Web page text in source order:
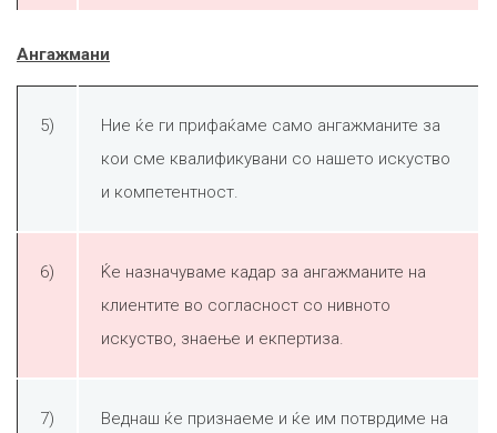
Ангажмани
5)
Ние ќе ги прифаќаме само ангажманите за
кои сме квалификувани со нашето искуство
и компетентност.
6)
Ќе назначуваме кадар за ангажманите на
клиентите во согласност со нивното
искуство, знаење и екпертиза.
7)
Веднаш ќе признаеме и ќе им потврдиме на